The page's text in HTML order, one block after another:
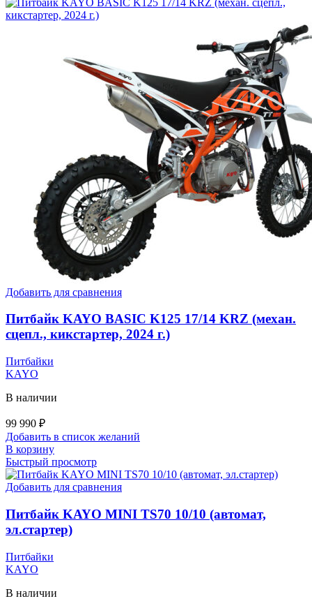
Добавить для сравнения
Питбайк KAYO BASIC K125 17/14 KRZ (механ.
сцепл., кикстартер, 2024 г.)
Питбайки
KAYO
В наличии
99 990 ₽
Добавить в список желаний
В корзину
Быстрый просмотр
Добавить для сравнения
Питбайк KAYO MINI TS70 10/10 (автомат,
эл.стартер)
Питбайки
KAYO
В наличии